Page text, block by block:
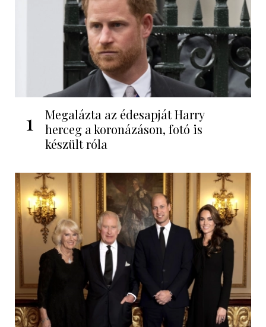
1
Megalázta az édesapját Harry
herceg a koronázáson, fotó is
készült róla